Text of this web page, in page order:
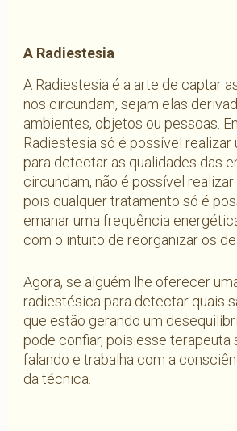
A Radiestesia
A Radiestesia é a arte de captar
nos circundam, sejam elas
ambientes, objetos ou pessoas.
Radiestesia só é possível realizar
para detectar as qualidades das
circundam, não é possível
pois qualquer tratamento só é
emanar uma frequência
com o intuito de reorganizar os
Agora, se alguém lhe oferecer
radiestésica para detectar quais
que estão gerando um
pode confiar, pois esse terapeuta
falando e trabalha com a
da técnica.